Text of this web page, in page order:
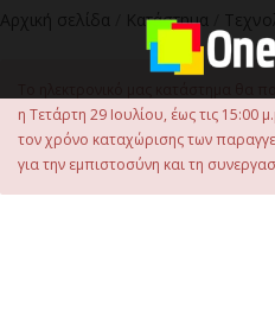
περιεχόμενο
Αρχική σελίδα Κατάστημα
η Τετάρτη 29 Ιουλίου, έως τις
τον χρόνο καταχώρισης των
για την εμπιστοσύνη και τη